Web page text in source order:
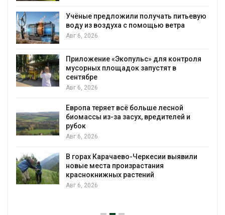
Учёные предложили получать питьевую
воду из воздуха с помощью ветра
Авг 6, 2026
Приложение «Экопульс» для контроля
мусорных площадок запустят в
сентябре
Авг 6, 2026
Европа теряет всё больше лесной
биомассы из-за засух, вредителей и
рубок
Авг 6, 2026
В горах Карачаево-Черкесии выявили
новые места произрастания
краснокнижных растений
Авг 6, 2026